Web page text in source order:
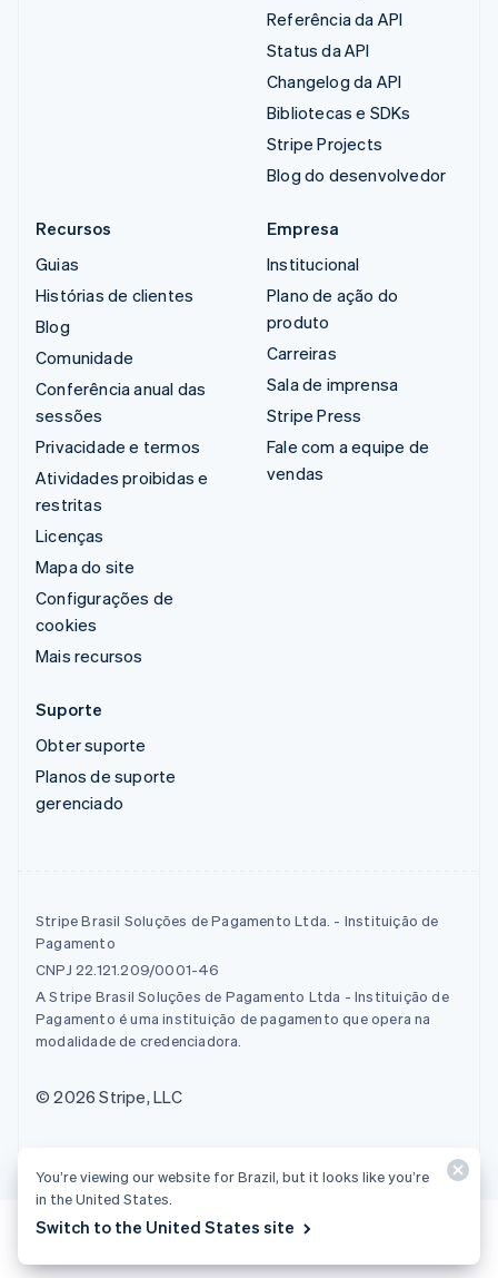
Referência da API
Status da API
Changelog da API
Bibliotecas e SDKs
Stripe Projects
Blog do desenvolvedor
Recursos
Guias
Histórias de clientes
Blog
Comunidade
Conferência anual das
sessões
Privacidade e termos
Atividades proibidas e
restritas
Licenças
Mapa do site
Configurações de
cookies
Mais recursos
Empresa
Institucional
Plano de ação do
produto
Carreiras
Sala de imprensa
Stripe Press
Fale com a equipe de
vendas
Suporte
Obter suporte
Planos de suporte
gerenciado
Stripe Brasil Soluções de Pagamento Ltda. - Instituição de
Pagamento
CNPJ 22.121.209/0001-46
A Stripe Brasil Soluções de Pagamento Ltda - Instituição de
Pagamento é uma instituição de pagamento que opera na
modalidade de credenciadora.
© 2026 Stripe, LLC
You’re viewing our website for Brazil, but it looks like you’re
in the United States.
Switch to the United States site